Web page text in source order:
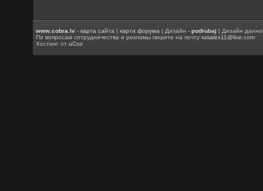
www.cobra.lv -карта сайта |карта форума | Дизайн -podrubaj | Дизайн
По вопросам сотрудничества и рекламы пишите на почтуrusalex11@live.com
Хостинг отuCoz